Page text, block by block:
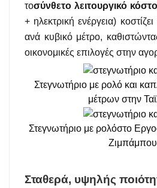
τοσύνθετο λειτουργικό
+ ηλεκτρική ενέργεια)
ανά κυβικό μέτρο,
οικονομικές επιλογές στην
Στεγνωτήριο με ρολό και
μέτρων στην
Στεγνωτήριο με ρολόστο
Σταθερά, υψηλής